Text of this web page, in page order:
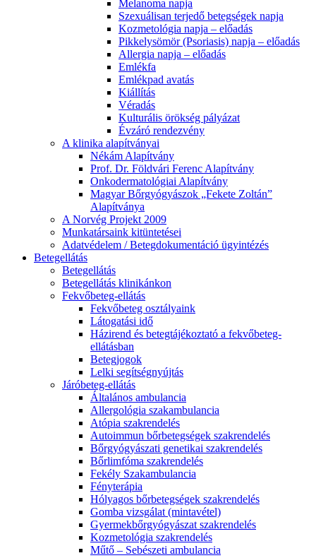
Melanoma napja
Szexuálisan terjedő betegségek napja
Kozmetológia napja – előadás
Pikkelysömör (Psoriasis) napja – előadás
Allergia napja – előadás
Emlékfa
Emlékpad avatás
Kiállítás
Véradás
Kulturális örökség pályázat
Évzáró rendezvény
A klinika alapítványai
Nékám Alapítvány
Prof. Dr. Földvári Ferenc Alapítvány
Onkodermatológiai Alapítvány
Magyar Bőrgyógyászok „Fekete Zoltán”
Alapítványa
A Norvég Projekt 2009
Munkatársaink kitüntetései
Adatvédelem / Betegdokumentáció ügyintézés
Betegellátás
Betegellátás
Betegellátás klinikánkon
Fekvőbeteg-ellátás
Fekvőbeteg osztályaink
Látogatási idő
Házirend és betegtájékoztató a fekvőbeteg-
ellátásban
Betegjogok
Lelki segítségnyújtás
Járóbeteg-ellátás
Általános ambulancia
Allergológia szakambulancia
Atópia szakrendelés
Autoimmun bőrbetegségek szakrendelés
Bőrgyógyászati genetikai szakrendelés
Bőrlimfóma szakrendelés
Fekély Szakambulancia
Fényterápia
Hólyagos bőrbetegségek szakrendelés
Gomba vizsgálat (mintavétel)
Gyermekbőrgyógyászat szakrendelés
Kozmetológia szakrendelés
Műtő – Sebészeti ambulancia